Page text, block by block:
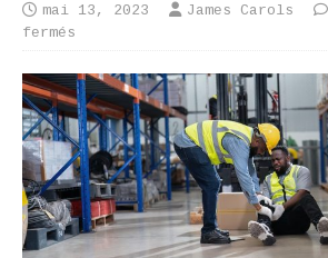
mai 13, 2023 James Carols
fermés